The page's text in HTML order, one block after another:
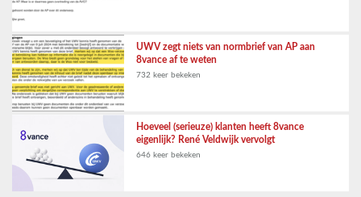
UWV zegt niets van normbrief van AP aan
8vance af te weten
732 keer bekeken
Hoeveel (serieuze) klanten heeft 8vance
eigenlijk? René Veldwijk vervolgt
646 keer bekeken